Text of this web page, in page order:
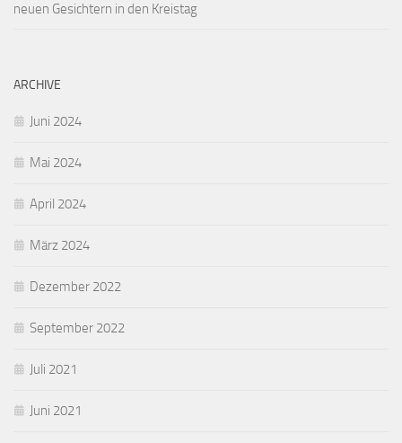
neuen Gesichtern in den Kreistag
ARCHIVE
Juni 2024
Mai 2024
April 2024
März 2024
Dezember 2022
September 2022
Juli 2021
Juni 2021